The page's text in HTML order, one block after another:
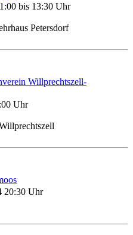
bis 13:30 Uhr
Petersdorf
Willprechtszell-
Uhr
20:30 Uhr